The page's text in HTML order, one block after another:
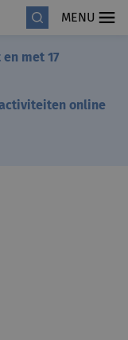
MENU
met 17
online